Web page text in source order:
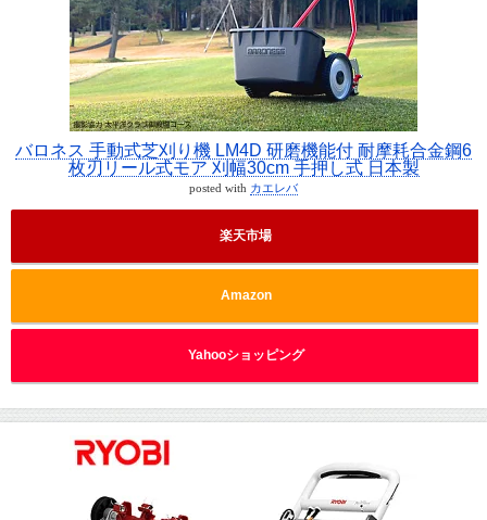
バロネス 手動式芝刈り機 LM4D 研磨機能付 耐摩耗合金鋼6
枚刃リール式モア 刈幅30cm 手押し式 日本製
posted with カエレバ
楽天市場
Amazon
Yahooショッピング